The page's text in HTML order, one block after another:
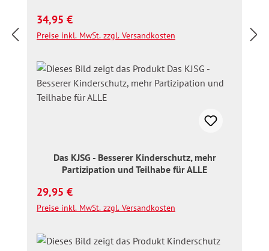
Regulärer Preis:
34,95 €
Preise inkl. MwSt. zzgl. Versandkosten
Das KJSG - Besserer Kinderschutz, mehr
Partizipation und Teilhabe für ALLE
Regulärer Preis:
29,95 €
Preise inkl. MwSt. zzgl. Versandkosten